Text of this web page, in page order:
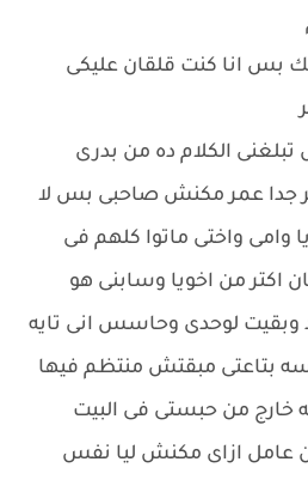
بس انا كنت قلقان عليكى
الكلام ده من بدرى
جدا عمر مكنش صاحبى بس لا
وامى واختى ماتوا كلهم فى
كان اكتر من اخويا وسابنى هو
لوحدى وحاسس انى تايه
بتاعتى مبقتش منتظم فيها
خارج من حبستى فى البيت
عامل ازاى مكنش ليا نفس